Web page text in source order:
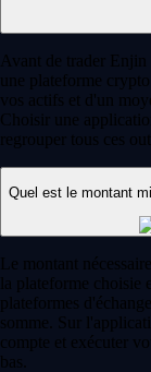
Avant de trader
une plateforme
vos actifs et d'un
Choisir une
regrouper tous ces
Quel est le montant
Le montant
la plateforme choisie
plateformes
somme. Sur
compte et exécuter
bas.